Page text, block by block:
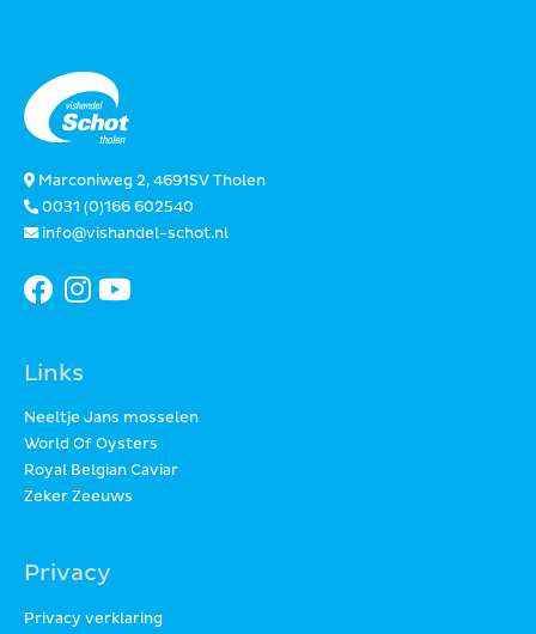
Marconiweg 2, 4691SV Tholen
0031 (0)166 602540
info@vishandel-schot.nl
Links
Neeltje Jans mosselen
World Of Oysters
Royal Belgian Caviar
Zeker Zeeuws
Privacy
Privacy verklaring